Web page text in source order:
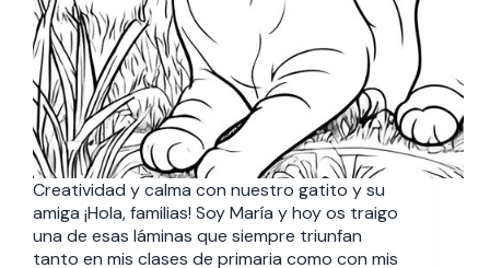
Creatividad y calma con nuestro gatito y su
amiga ¡Hola, familias! Soy María y hoy os traigo
una de esas láminas que siempre triunfan
tanto en mis clases de primaria como con mis